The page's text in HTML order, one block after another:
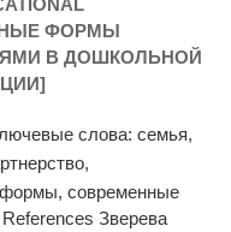
ФОРМЫ
В ДОШКОЛЬНОЙ
слова: семья,
формы, современные
Зверева